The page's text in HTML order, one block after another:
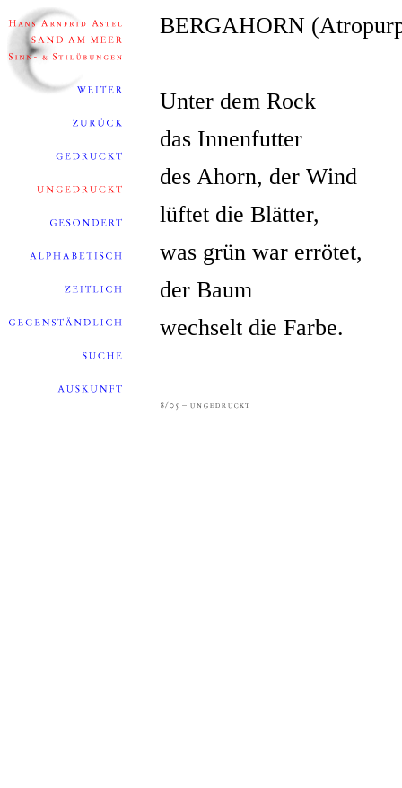
BERGAHORN
Unter dem Rock
das Innenfutter
des Ahorn, der Wind
lüftet die Blätter,
was grün war errötet,
der Baum
wechselt die Farbe.